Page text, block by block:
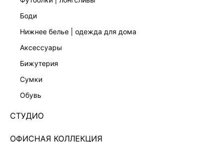
боди
нижнее белье | одежда для дома
аксессуары
бижутерия
сумки
обувь
СТУДИО
ОФИСНАЯ КОЛЛЕКЦИЯ
400 ₽x 4 платежа с Подели